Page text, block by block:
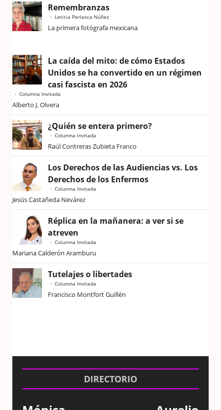
Remembranzas
Leticia Perlasca Núñez
La primera fotógrafa mexicana
La caída del mito: de cómo Estados
Unidos se ha convertido en un régimen
casi fascista en 2026
Columna Invitada
Alberto J. Olvera
¿Quién se entera primero?
Columna Invitada
Raúl Contreras Zubieta Franco
Los Derechos de las Audiencias vs. Los
Derechos de los Enfermos
Columna Invitada
Jesús Castañeda Nevárez
Réplica en la mañanera: a ver si se
atreven
Columna Invitada
Mariana Calderón Aramburu
Tutelajes o libertades
Columna Invitada
Francisco Montfort Guillén
DIRECTORIO